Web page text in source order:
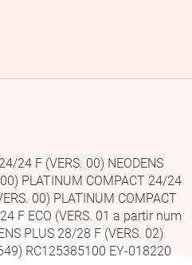
24 F (VERS. 00) NEODENS
PLATINUM COMPACT 24/24
00) PLATINUM COMPACT
F ECO (VERS. 01 a partir num
PLUS 28/28 F (VERS. 02)
RC125385100 EY-018220